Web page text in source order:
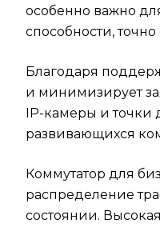
особенно важно
способности,
Благодаря
и минимизирует
IP-камеры и точки
развивающихся
Коммутатор для
распределение
состоянии.